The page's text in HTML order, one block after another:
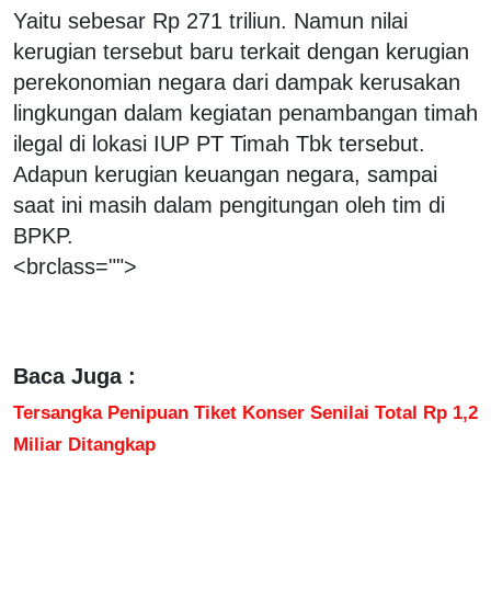
Yaitu sebesar Rp 271 triliun. Namun nilai
kerugian tersebut baru terkait dengan kerugian
perekonomian negara dari dampak kerusakan
lingkungan dalam kegiatan penambangan timah
ilegal di lokasi IUP PT Timah Tbk tersebut.
Adapun kerugian keuangan negara, sampai
saat ini masih dalam pengitungan oleh tim di
BPKP.
<brclass="">
Baca Juga :
Tersangka Penipuan Tiket Konser Senilai Total Rp 1,2
Miliar Ditangkap